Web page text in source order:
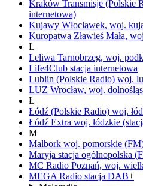
Kraków Transmisje (Polskie
internetowa)
Kujawy Włocławek, woj.
Kuropatwa Zławieś Mała,
L
Leliwa Tarnobrzeg, woj.
Life4Club stacja internetowa
Lublin (Polskie Radio) woj.
LUZ Wrocław, woj.
Ł
Łódź (Polskie Radio) woj.
Łódź Extra woj. łódzkie
M
Malbork woj. pomorskie
Maryja stacja ogólnopolska
MC Radio Poznań, woj.
MEGA Radio stacja DAB+